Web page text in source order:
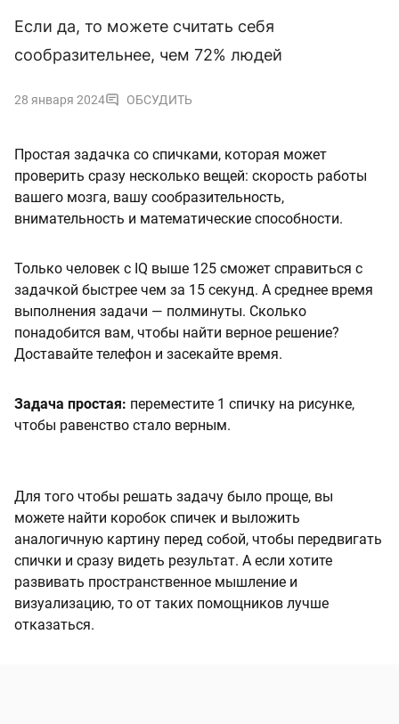
Если да, то можете считать себя
сообразительнее, чем 72% людей
28 января 2024 ОБСУДИТЬ
Простая задачка со спичками, которая может
проверить сразу несколько вещей: скорость работы
вашего мозга, вашу сообразительность,
внимательность и математические способности.
Только человек с IQ выше 125 сможет справиться с
задачкой быстрее чем за 15 секунд. А среднее время
выполнения задачи — полминуты. Сколько
понадобится вам, чтобы найти верное решение?
Доставайте телефон и засекайте время.
Задача простая: переместите 1 спичку на рисунке,
чтобы равенство стало верным.
Для того чтобы решать задачу было проще, вы
можете найти коробок спичек и выложить
аналогичную картину перед собой, чтобы передвигать
спички и сразу видеть результат. А если хотите
развивать пространственное мышление и
визуализацию, то от таких помощников лучше
отказаться.